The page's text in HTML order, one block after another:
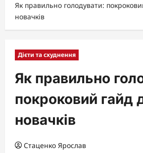
Як правильно голодувати:
новачків
Дієти та схуднення
Як правильно
покроковий гайд
новачків
Стаценко Ярослав